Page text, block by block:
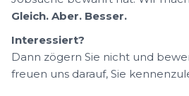
Gleich. Aber. Besser.
Interessiert?
Dann zögern Sie nicht und
freuen uns darauf, Sie